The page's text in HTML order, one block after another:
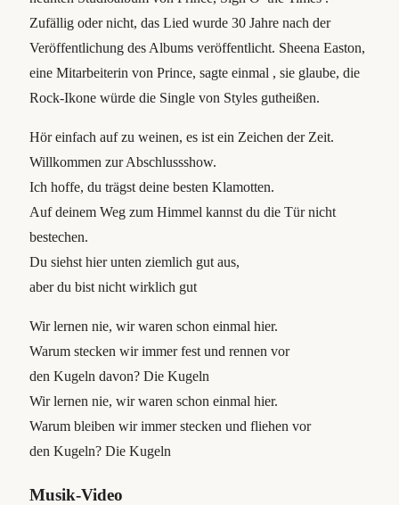
Zufällig oder nicht, das Lied wurde 30 Jahre nach der
Veröffentlichung des Albums veröffentlicht. Sheena Easton,
eine Mitarbeiterin von Prince, sagte einmal , sie glaube, die
Rock-Ikone würde die Single von Styles gutheißen.
Hör einfach auf zu weinen, es ist ein Zeichen der Zeit.
Willkommen zur Abschlussshow.
Ich hoffe, du trägst deine besten Klamotten.
Auf deinem Weg zum Himmel kannst du die Tür nicht
bestechen.
Du siehst hier unten ziemlich gut aus,
aber du bist nicht wirklich gut
Wir lernen nie, wir waren schon einmal hier.
Warum stecken wir immer fest und rennen vor
den Kugeln davon? Die Kugeln
Wir lernen nie, wir waren schon einmal hier.
Warum bleiben wir immer stecken und fliehen vor
den Kugeln? Die Kugeln
Musik-Video